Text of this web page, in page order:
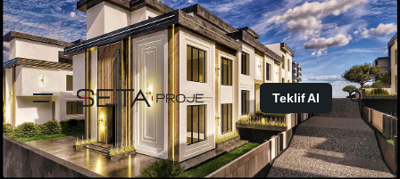
Teklif Al